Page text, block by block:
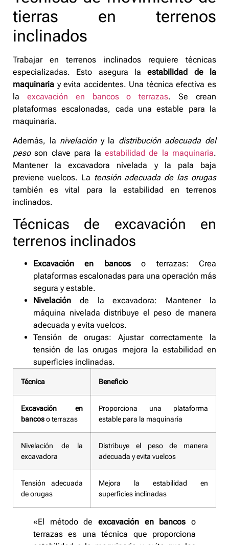
tierras en terrenos
inclinados
Trabajar en terrenos inclinados requiere técnicas
especializadas. Esto asegura laestabilidad de la
maquinaria y evita accidentes. Una técnica efectiva es
la excavación en bancos o terrazas. Se crean
plataformas escalonadas, cada una estable para la
maquinaria.
Además, la nivelacióny la distribución adecuada del
pesoson clave para la estabilidad de la maquinaria.
Mantener la excavadora nivelada y la pala baja
previene vuelcos. La tensión adecuada de las orugas
también es vital para la estabilidad en terrenos
inclinados.
Técnicas de excavación en
terrenos inclinados
Excavación en bancoso terrazas: Crea
plataformas escalonadas para una operación más
segura y estable.
Nivelación de la excavadora: Mantener la
máquina nivelada distribuye el peso de manera
adecuada y evita vuelcos.
Tensión de orugas: Ajustar correctamente la
tensión de las orugas mejora la estabilidad en
superficies inclinadas.
Técnica Beneficio
Excavación en
bancoso terrazas
Proporciona una plataforma
estable para la maquinaria
Nivelación de la
excavadora
Distribuye el peso de manera
adecuada y evita vuelcos
Tensión adecuada
de orugas
Mejora la estabilidad en
superficies inclinadas
«El método de excavación en bancos o
terrazas es una técnica que proporciona